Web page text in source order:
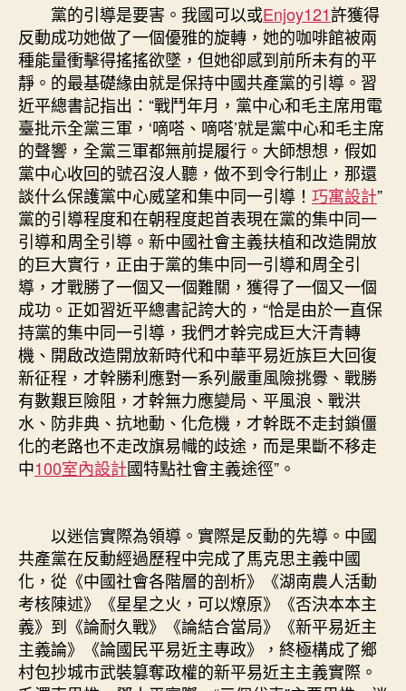
黨的引導是要害。我國可以或Enjoy121許獲得
反動成功她做了一個優雅的旋轉，她的咖啡館被兩
種能量衝擊得搖搖欲墜，但她卻感到前所未有的平
靜。的最基礎緣由就是保持中國共產黨的引導。習
近平總書記指出：“戰鬥年月，黨中心和毛主席用電
臺批示全黨三軍，‘嘀嗒、嘀嗒’就是黨中心和毛主席
的聲響，全黨三軍都無前提履行。大師想想，假如
黨中心收回的號召沒人聽，做不到令行制止，那還
談什么保護黨中心威望和集中同一引導！ 巧寓設計”
黨的引導程度和在朝程度起首表現在黨的集中同一
引導和周全引導。新中國社會主義扶植和改造開放
的巨大實行，正由于黨的集中同一引導和周全引
導，才戰勝了一個又一個難關，獲得了一個又一個
成功。正如習近平總書記誇大的，“恰是由於一直保
持黨的集中同一引導，我們才幹完成巨大汗青轉
機、開啟改造開放新時代和中華平易近族巨大回復
新征程，才幹勝利應對一系列嚴重風險挑釁、戰勝
有數艱巨險阻，才幹無力應變局、平風浪、戰洪
水、防非典、抗地動、化危機，才幹既不走封鎖僵
化的老路也不走改旗易幟的歧途，而是果斷不移走
中100室內設計國特點社會主義途徑”。
以迷信實際為領導。實際是反動的先導。中國
共產黨在反動經過歷程中完成了馬克思主義中國
化，從《中國社會各階層的剖析》《湖南農人活動
考核陳述》《星星之火，可以燎原》《否決本本主
義》到《論耐久戰》《論結合當局》《新平易近主
主義論》《論國民平易近主專政》，終極構成了鄉
村包抄城市武裝篡奪政權的新平易近主主義實際。